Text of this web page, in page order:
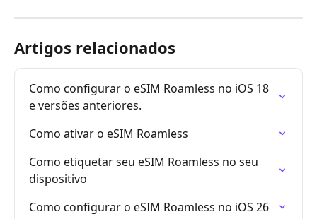
Artigos relacionados
Como configurar o eSIM Roamless no iOS 18
e versões anteriores.
Como ativar o eSIM Roamless
Como etiquetar seu eSIM Roamless no seu
dispositivo
Como configurar o eSIM Roamless no iOS 26